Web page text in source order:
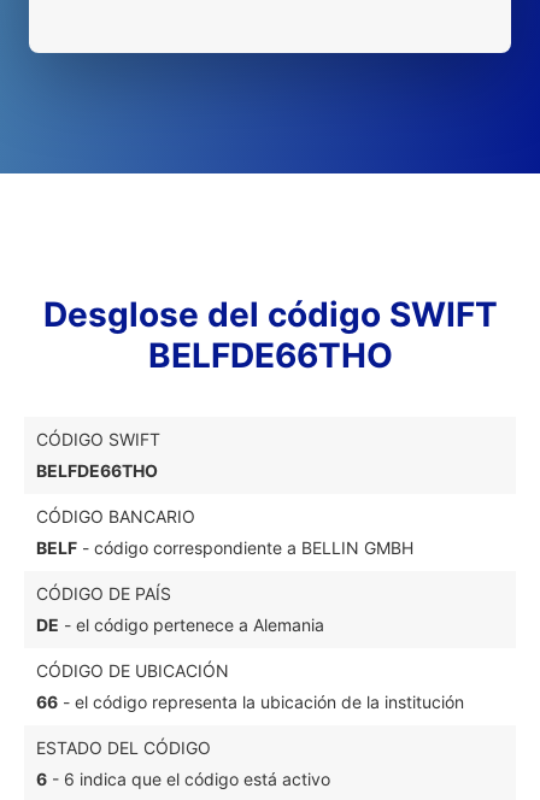
Desglose del código SWIFT
BELFDE66THO
CÓDIGO SWIFT
BELFDE66THO
CÓDIGO BANCARIO
BELF - código correspondiente a BELLIN GMBH
CÓDIGO DE PAÍS
DE - el código pertenece a Alemania
CÓDIGO DE UBICACIÓN
66 - el código representa la ubicación de la institución
ESTADO DEL CÓDIGO
6 - 6 indica que el código está activo